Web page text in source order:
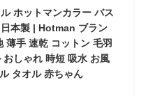
ホットマンカラー バス
本製 | Hotman ブラン
薄手 速乾 コットン 毛羽
しゃれ 時短 吸水 お風
タオル 赤ちゃん